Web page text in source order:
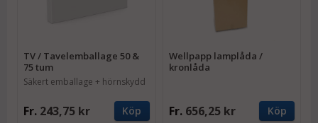
TV / Tavelemballage 50 &
75 tum
Säkert emballage + hörnskydd
Fr. 243,75 kr Köp
Wellpapp lamplåda /
kronlåda
Fr. 656,25 kr Köp